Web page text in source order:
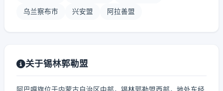
乌兰察布市 兴安盟 阿拉善盟
关于锡林郭勒盟